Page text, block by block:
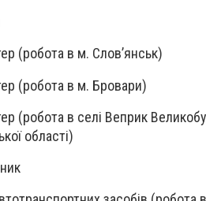
(робота в м. Слов’янськ)
(робота в м. Бровари)
(робота в селі Веприк
області)